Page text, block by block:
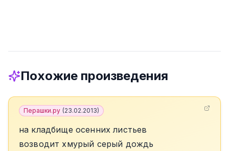
Похожие произведения
Перашки.ру (23.02.2013)
на кладбище осенних листьев
возводит хмурый серый дождь